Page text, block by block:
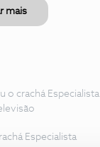
mais
o crachá Especialista
Especialista